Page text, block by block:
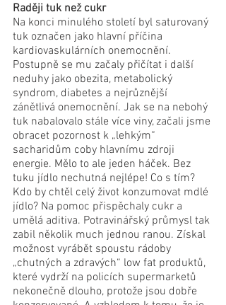
Raději tuk než cukr
Na konci minulého století byl saturovaný
tuk označen jako hlavní příčina
kardiovaskulárních onemocnění.
Postupně se mu začaly přičítat i další
neduhy jako obezita, metabolický
syndrom, diabetes a nejrůznější
zánětlivá onemocnění. Jak se na nebohý
tuk nabalovalo stále více viny, začali jsme
obracet pozornost k „lehkým“
sacharidům coby hlavnímu zdroji
energie. Mělo to ale jeden háček. Bez
tuku jídlo nechutná nejlépe! Co s tím?
Kdo by chtěl celý život konzumovat mdlé
jídlo? Na pomoc přispěchaly cukr a
umělá aditiva. Potravinářský průmysl tak
zabil několik much jednou ranou. Získal
možnost vyrábět spoustu rádoby
„chutných a zdravých“ low fat produktů,
které vydrží na policích supermarketů
nekonečně dlouho, protože jsou dobře